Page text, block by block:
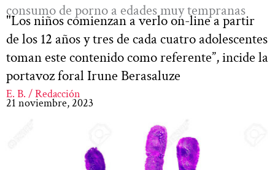
consumo de porno a edades muy tempranas
"Los niños comienzan a verlo on-line a partir
de los 12 años y tres de cada cuatro adolescentes
toman este contenido como referente”, incide la
portavoz foral Irune Berasaluze
E. B. / Redacción
21 noviembre, 2023